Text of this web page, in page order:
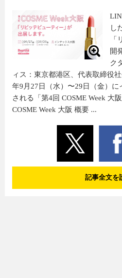
し
「
開
ク
ィス：東京都港区、代表取締役
年9月27日（水）〜29日（金）
される「第4回 COSME Week 大
COSME Week 大阪 概要 ...
記事全文を